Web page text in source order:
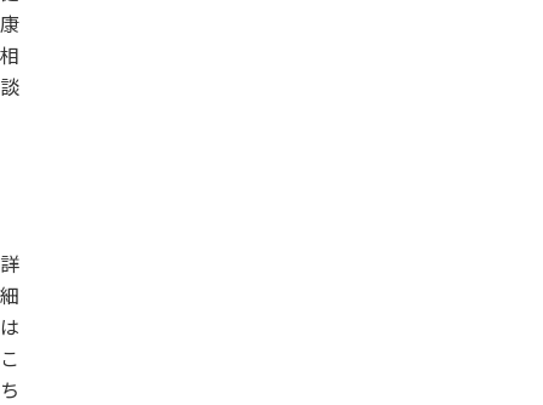
康
相
談
詳
細
は
こ
ち